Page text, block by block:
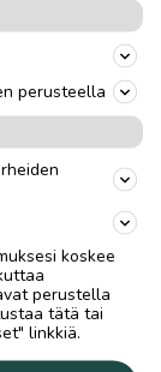
perusteella
koskee
perustella
tätä tai
linkkiä.